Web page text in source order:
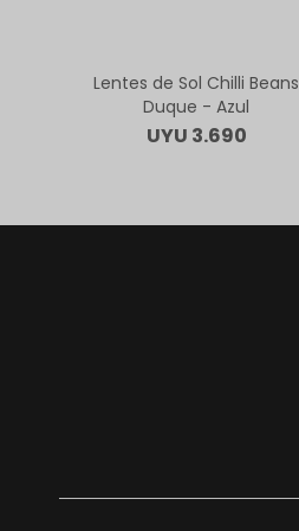
Lentes de Sol Chilli Beans
Duque - Azul
UYU 3.690